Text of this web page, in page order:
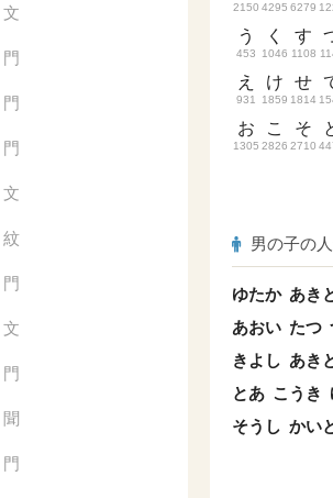
文
門
門
門
文
紋
門
文
門
聞
門
2150
う
453
え
931
お
1305
4295
く
1046
け
1859
こ
2826
6279
す
1108
せ
1814
そ
2710
男の子の
ゆたか あき
あおい たつ
きよし あき
とあ こうき
そうし かい